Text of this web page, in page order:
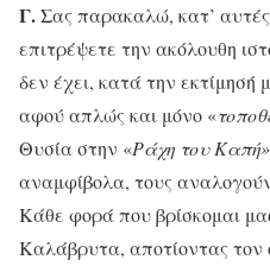
Γ.Σας παρακαλώ, κατ’
επιτρέψετε την ακόλουθη
δεν έχει, κατά την εκτίμησή
αφού απλώς και μόνο «
Θυσία στην «Ράχη του Καπή»
αναμφίβολα, τους
Κάθε φορά που βρίσκομαι
Καλάβρυτα, αποτίοντας τον